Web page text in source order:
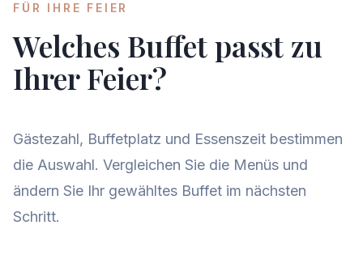
FÜR IHRE FEIER
Welches Buffet passt zu
Ihrer Feier?
Gästezahl, Buffetplatz und Essenszeit bestimmen
die Auswahl. Vergleichen Sie die Menüs und
ändern Sie Ihr gewähltes Buffet im nächsten
Schritt.